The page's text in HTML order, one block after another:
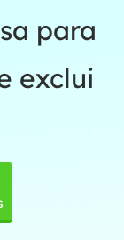
para
exclui